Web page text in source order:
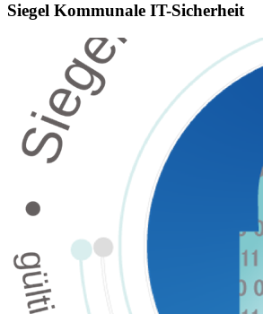
Siegel Kommunale IT-Sicherheit